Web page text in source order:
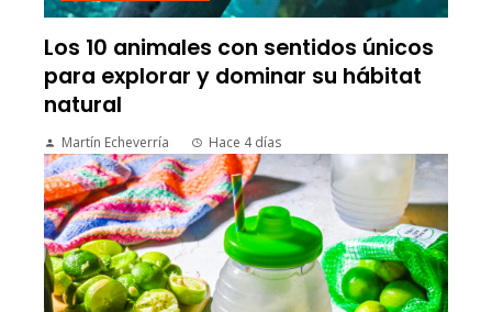
Los 10 animales con sentidos únicos
para explorar y dominar su hábitat
natural
Martín Echeverría Hace 4 días